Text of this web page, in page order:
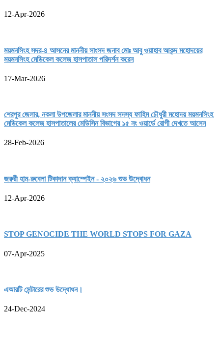
12-Apr-2026
ময়মনসিংহ সদর-৪ আসনের মাননীয় সাংসদ জনাব মোঃ আবু ওয়াহাব আকন্দ মহোদয়ের
ময়মনসিংহ মেডিকেল কলেজ হাসপাতাল পরিদর্শন করেন
17-Mar-2026
শেরপুর জেলার, নকলা উপজেলার মাননীয় সংসদ সদস্য ফাহিম চৌধুরী মহোদয় ময়মনসিংহ
মেডিকেল কলেজ হাসপাতালের মেডিসিন বিভাগের ১৫ নং ওয়ার্ডে রোগী দেখতে আসেন
28-Feb-2026
জরুরী হাম-রুবেলা টিকাদান ক্যাম্পেইন - ২০২৬ শুভ উদ্বোধন
12-Apr-2026
STOP GENOCIDE THE WORLD STOPS FOR GAZA
07-Apr-2025
এআরটি সেন্টারের শুভ উদ্ধোধন।
24-Dec-2024